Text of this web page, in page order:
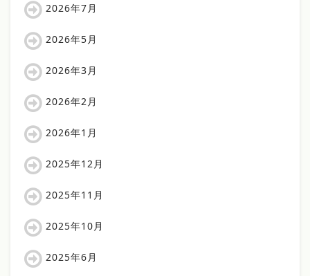
2026年7月
2026年5月
2026年3月
2026年2月
2026年1月
2025年12月
2025年11月
2025年10月
2025年6月